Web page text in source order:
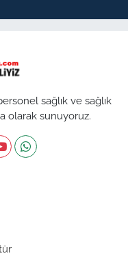
sağlık ve sağlık
olarak sunuyoruz.